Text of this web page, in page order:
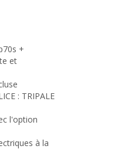
+
et
: TRIPALE
l'option
à la